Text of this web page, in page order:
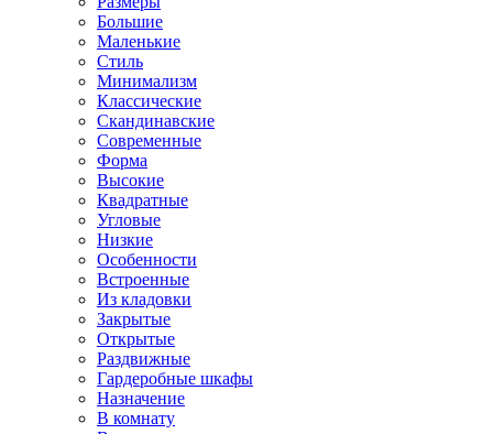
Большие
Маленькие
Стиль
Минимализм
Классические
Скандинавские
Современные
Форма
Высокие
Квадратные
Угловые
Низкие
Особенности
Встроенные
Из кладовки
Закрытые
Открытые
Раздвижные
Гардеробные шкафы
Назначение
В комнату